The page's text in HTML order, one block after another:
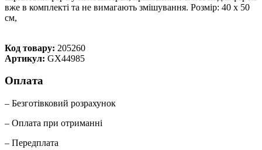
вже в комплекті та не вимагають змішування. Розмір: 40 х 50
см,
Код товару: 205260
Артикул: GX44985
Оплата
– Безготівковий розрахунок
– Оплата при отриманні
– Передплата